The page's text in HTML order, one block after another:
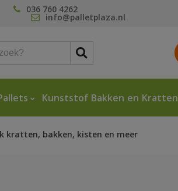
036 760 4262
info@palletplaza.nl
Kunststof Bakken en Kratten
kratten, bakken, kisten en meer